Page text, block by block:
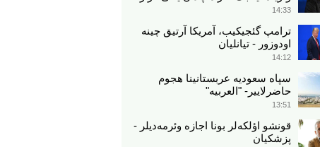
14:33
ترامپ گئجیکیب، آمریکا آرتیق چینه
اودوزور - تیانلیان
14:12
سپاه سعودیه عربستانینا هجوم
حاضرلاییر- "العربیه"
13:51
قونشو اؤلکه‌لر بونا اجازه وئرمه‌دیلر -
پزشکیان